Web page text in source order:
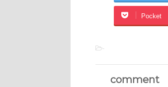
Pocket
-
comment